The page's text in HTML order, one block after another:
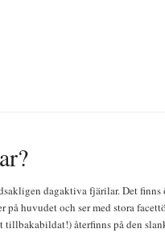
dagaktiva fjärilar. Det finns
på huvudet och ser med stora
tillbakabildat!) återfinns på den